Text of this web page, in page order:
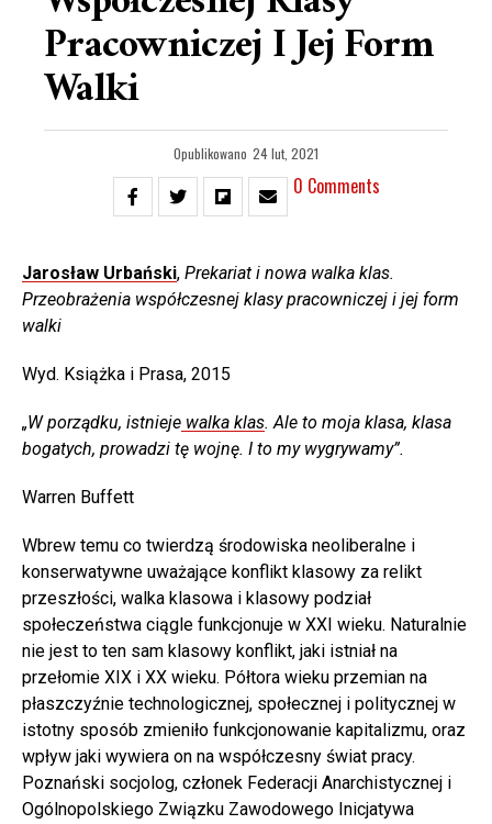
Pracowniczej I Jej Form
Walki
Opublikowano 24 lut, 2021
0 Comments
Jarosław Urbański, Prekariat i nowa walka klas.
Przeobrażenia współczesnej klasy pracowniczej i jej form
walki
Wyd. Książka i Prasa, 2015
„W porządku, istnieje walka klas. Ale to moja klasa, klasa
bogatych, prowadzi tę wojnę. I to my wygrywamy”.
Warren Buffett
Wbrew temu co twierdzą środowiska neoliberalne i
konserwatywne uważające konflikt klasowy za relikt
przeszłości, walka klasowa i klasowy podział
społeczeństwa ciągle funkcjonuje w XXI wieku. Naturalnie
nie jest to ten sam klasowy konflikt, jaki istniał na
przełomie XIX i XX wieku. Półtora wieku przemian na
płaszczyźnie technologicznej, społecznej i politycznej w
istotny sposób zmieniło funkcjonowanie kapitalizmu, oraz
wpływ jaki wywiera on na współczesny świat pracy.
Poznański socjolog, członek Federacji Anarchistycznej i
Ogólnopolskiego Związku Zawodowego Inicjatywa